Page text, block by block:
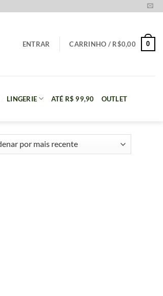
ENTRAR CARRINHO / R$0,00 0
LINGERIE ATÉ R$ 99,90 OUTLET